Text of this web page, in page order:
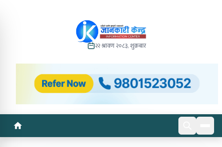
२२ श्रावण २०८३, शुक्रबार